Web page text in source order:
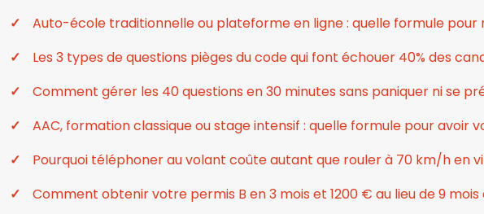
Auto-école traditionnelle ou plateforme en ligne : quelle formule pour
Les 3 types de questions pièges du code qui font échouer 40% des
Comment gérer les 40 questions en 30 minutes sans paniquer ni se
AAC, formation classique ou stage intensif : quelle formule pour avoir
Pourquoi téléphoner au volant coûte autant que rouler à 70 km/h en
Comment obtenir votre permis B en 3 mois et 1200 € au lieu de 9